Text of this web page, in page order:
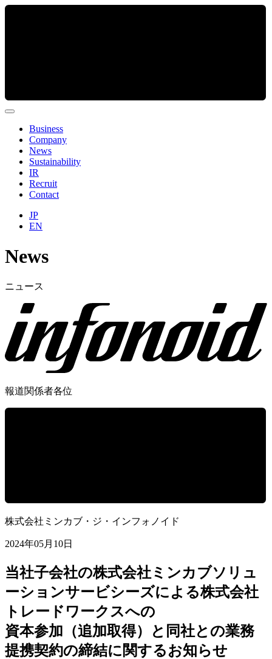
Business
Company
News
Sustainability
IR
Recruit
Contact
JP
EN
News
ニュース
報道関係者各位
株式会社ミンカブ・ジ・インフォノイド
2024年05月10日
当社子会社の株式会社ミンカブソリュ
ーションサービシーズによる株式会社
トレードワークスへの
資本参加（追加取得）と同社との業務
提携契約の締結に関するお知らせ